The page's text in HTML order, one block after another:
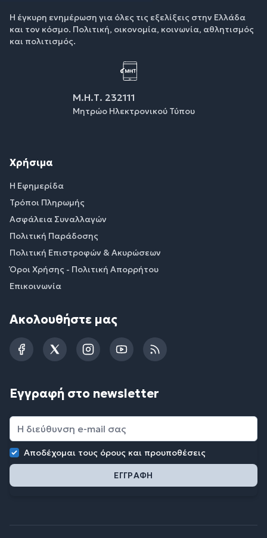
Η έγκυρη ενημέρωση για όλες τις εξελίξεις στην Ελλάδα
και τον κόσμο. Πολιτική, οικονομία, κοινωνία, αθλητισμός
και πολιτισμός.
Μ.Η.Τ. 232111
Μητρώο Ηλεκτρονικού Τύπου
Χρήσιμα
Η Εφημερίδα
Τρόποι Πληρωμής
Ασφάλεια Συναλλαγών
Πολιτική Παράδοσης
Πολιτική Επιστροφών & Ακυρώσεων
Όροι Χρήσης - Πολιτική Απορρήτου
Επικοινωνία
Ακολουθήστε μας
FacebookTwitterInstagramYouTubeRSS
Εγγραφή στο newsletter
Αποδέχομαι τους όρους και προυποθέσεις